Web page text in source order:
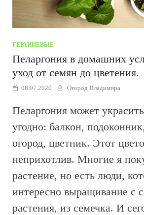
ГЕРАНИЕВЫЕ
Пеларгония в домашних
уход от семян до цветения.
08.07.2020 Огород Владимира
Пеларгония может
угодно: балкон,
огород, цветник. Этот
неприхотлив. Многие я
растение, но есть люди,
интересно выращивание с
растения, из семечка. И